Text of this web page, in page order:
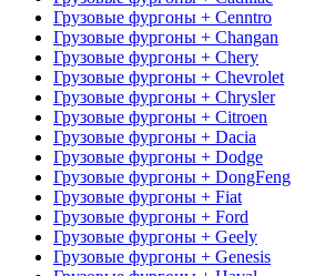
Грузовые фургоны + Cenntro
Грузовые фургоны + Changan
Грузовые фургоны + Chery
Грузовые фургоны + Chevrolet
Грузовые фургоны + Chrysler
Грузовые фургоны + Citroen
Грузовые фургоны + Dacia
Грузовые фургоны + Dodge
Грузовые фургоны + DongFeng
Грузовые фургоны + Fiat
Грузовые фургоны + Ford
Грузовые фургоны + Geely
Грузовые фургоны + Genesis